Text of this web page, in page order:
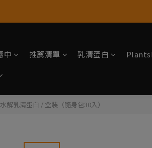
中 推薦清單 乳清蛋白
水解乳清蛋白 / 盒裝（隨身包30入）